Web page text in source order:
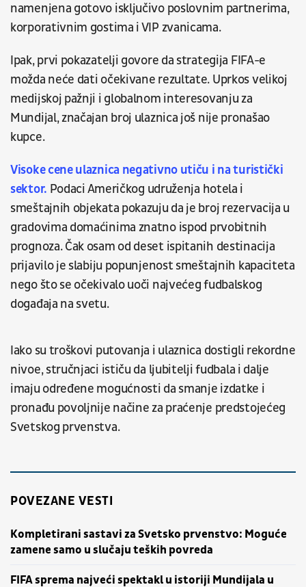
namenjena gotovo isključivo poslovnim partnerima,
korporativnim gostima i VIP zvanicama.
Ipak, prvi pokazatelji govore da strategija FIFA-e
možda neće dati očekivane rezultate. Uprkos velikoj
medijskoj pažnji i globalnom interesovanju za
Mundijal, značajan broj ulaznica još nije pronašao
kupce.
Visoke cene ulaznica negativno utiču i na turistički
sektor. Podaci Američkog udruženja hotela i
smeštajnih objekata pokazuju da je broj rezervacija u
gradovima domaćinima znatno ispod prvobitnih
prognoza. Čak osam od deset ispitanih destinacija
prijavilo je slabiju popunjenost smeštajnih kapaciteta
nego što se očekivalo uoči najvećeg fudbalskog
događaja na svetu.
Iako su troškovi putovanja i ulaznica dostigli rekordne
nivoe, stručnjaci ističu da ljubitelji fudbala i dalje
imaju određene mogućnosti da smanje izdatke i
pronađu povoljnije načine za praćenje predstojećeg
Svetskog prvenstva.
POVEZANE VESTI
Kompletirani sastavi za Svetsko prvenstvo: Moguće
zamene samo u slučaju teških povreda
FIFA sprema najveći spektakl u istoriji Mundijala u